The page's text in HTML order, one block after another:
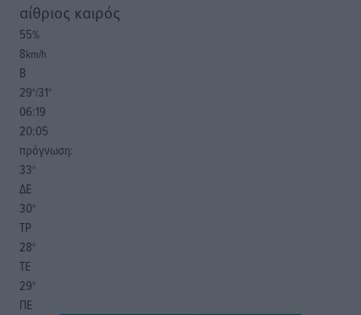
αίθριος καιρός
55%
8km/h
Β
29°/31°
06:19
20:05
πρόγνωση:
33°
ΔΕ
30°
ΤΡ
28°
ΤΕ
29°
ΠΕ